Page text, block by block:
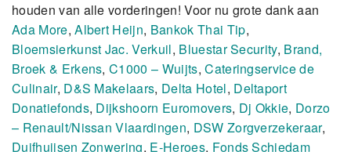
houden van alle vorderingen! Voor nu grote dank aan
Ada More,Albert Heijn, Bankok Thai Tip,
Bloemsierkunst Jac. Verkuil, Bluestar Security, Brand,
Broek & Erkens,C1000 – Wuijts,Cateringservice de
Culinair, D&S Makelaars, Delta Hotel, Deltaport
Donatiefonds, Dijkshoorn Euromovers, Dj Okkie, Dorzo
– Renault/Nissan Vlaardingen, DSW Zorgverzekeraar,
Duifhuijsen Zonwering, E-Heroes, Fonds Schiedam